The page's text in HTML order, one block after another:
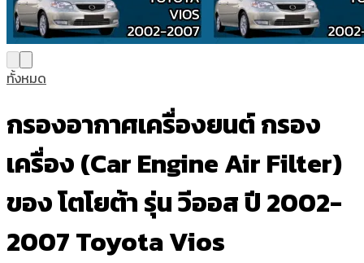
ทั้งหมด
กรองอากาศเครื่องยนต์ กรอง
เครื่อง (Car Engine Air Filter)
ของ โตโยต้า รุ่น วีออส ปี 2002-
2007 Toyota Vios